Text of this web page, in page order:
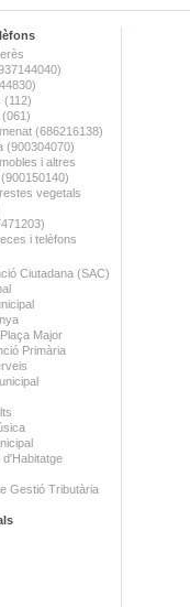
(112)
(686216138)
(900304070)
i altres
vegetals
i telèfons
Ciutadana (SAC)
Major
Primària
Gestió Tributària